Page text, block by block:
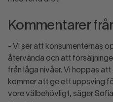
Kommentarer
- Vi ser att konsumenternas
återvända och att
från låga nivåer. Vi hoppas
kommer att ge ett uppsving
vore välbehövligt, säger